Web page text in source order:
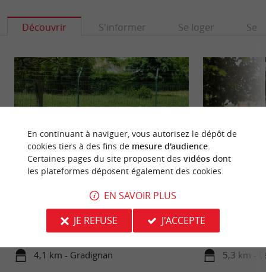
Découvrir S'informer Se loger Se
Parc René Canivenc, le Moulineau
Au sud de l’agglomération bordelaise, sur la
commune de Gradignan, le Parc du Moulineau est
un parc animalier. Il ...
4,1 km - Gradignan
Le Parc de
cœur de Léognan,
Vous y ferez ...
5,3 km -
En continuant à naviguer, vous autorisez le dépôt de
cookies tiers à des fins de mesure d'audience.
Certaines pages du site proposent des vidéosdont
les plateformes déposent également des cookies.
EN SAVOIR PLUS
JE REFUSE
J'ACCEPTE